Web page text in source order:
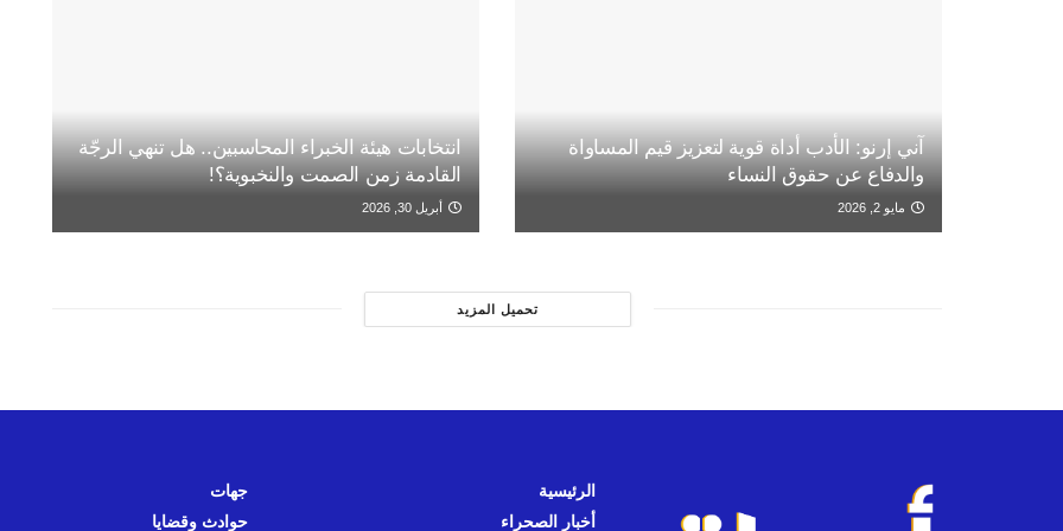
آني إرنو: الأدب أداة قوية لتعزيز قيم المساواة
والدفاع عن حقوق النساء
مايو 2, 2026
انتخابات هيئة الخبراء المحاسبين.. هل تنهي الرجّة
القادمة زمن الصمت والنخبوية؟!
أبريل 30, 2026
تحميل المزيد
الرئيسية
أخبار الصحراء
جهات
حوادث وقضايا